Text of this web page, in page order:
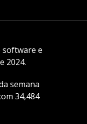
software e
2024.
semana
34,484